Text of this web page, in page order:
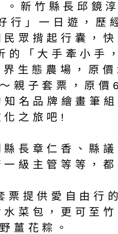
新竹縣長邱鏡
」一日遊，歷
眾揹起行囊，
「大手牽小手
生態農場，原
親子套票，原
名品牌繪畫筆
之旅吧!
長章仁香、縣
級主管等等，
供愛自由行的
菜包，更可至
薑花粽。